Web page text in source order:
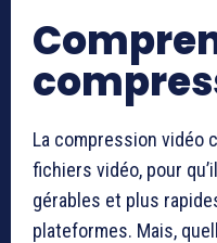
La compression vidéo
fichiers vidéo, pour
gérables et plus
plateformes. Mais,